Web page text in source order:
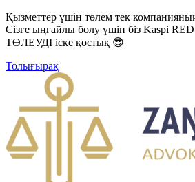
Қызметтер үшін төлем тек
Сізге ыңғайлы болу үшін біз Kaspi
ТӨЛЕУДІ іске қостық 😎
Толығырақ